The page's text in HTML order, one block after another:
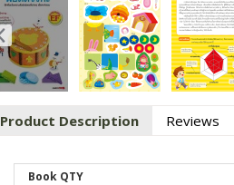
Product Description Reviews
Book QTY